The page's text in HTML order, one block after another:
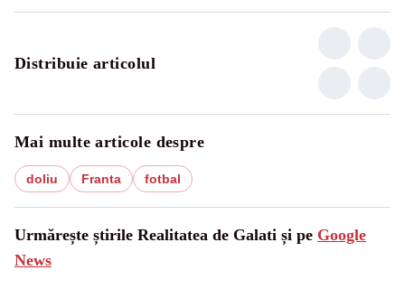
Distribuie articolul
Mai multe articole despre
doliu Franta fotbal
Urmărește știrile Realitatea de Galati și pe Google
News